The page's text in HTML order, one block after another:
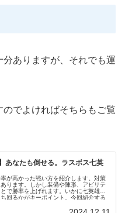
ありますが、それでも運
でよければそちらもご覧
あなたも倒せる。ラスボス七英
が高かった戦い方を紹介します。対策
ります。しかし装備や陣形、アビリテ
で勝率を上げれます。いかに七英雄の
回るかがキーポイント。今回紹介する